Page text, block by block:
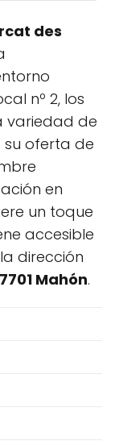
des
nº 2, los
variedad de
oferta de
en
un toque
accesible
dirección
Mahón.